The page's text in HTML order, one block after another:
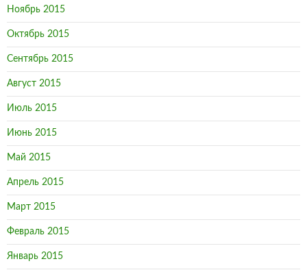
Ноябрь 2015
Октябрь 2015
Сентябрь 2015
Август 2015
Июль 2015
Июнь 2015
Май 2015
Апрель 2015
Март 2015
Февраль 2015
Январь 2015